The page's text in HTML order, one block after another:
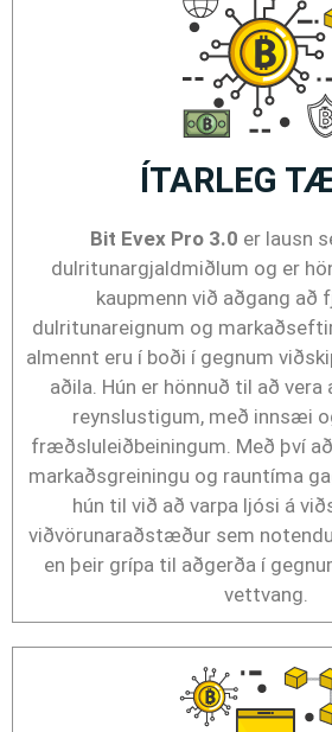
ÍTARLEG
Bit Evex Pro 3.0 er lausn
dulritunargjaldmiðlum og er
kaupmenn við aðgang að
dulritunareignum og
almennt eru í boði í gegnum
aðila. Hún er hönnuð til að
reynslustigum, með innsæi
fræðsluleiðbeiningum. Með því
markaðsgreiningu og rauntíma
hún til við að varpa ljósi á
viðvörunaraðstæður sem
en þeir grípa til aðgerða í
vettvang.